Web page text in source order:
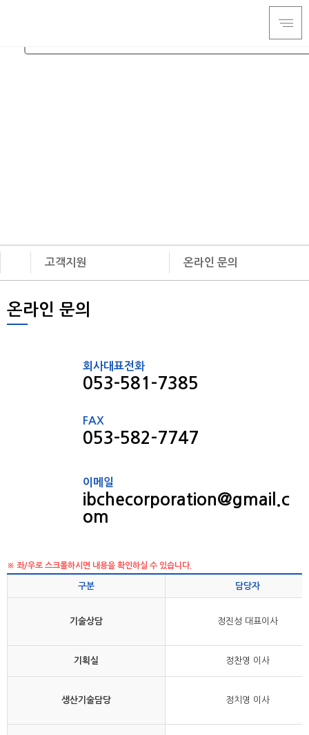
고객지원 온라인 문의
랩핑 & 폴리싱
중고장비 소개
포토뉴스
온라인 문의
회사대표전화
053-581-7385
FAX
053-582-7747
이메일
ibchecorporation@gmail.c
om
※ 좌/우로 스크롤하시면 내용을 확인하실 수 있습니다.
구분 담당자
기술상담 정진성 대표이사
기획실 정찬영 이사
생산기술담당 정치영 이사